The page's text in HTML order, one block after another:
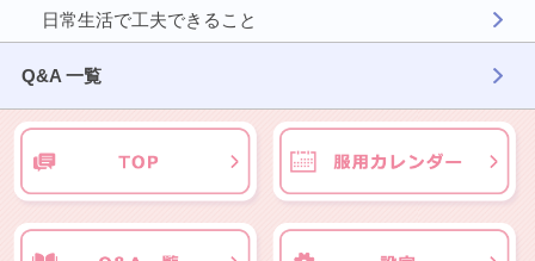
日常生活で工夫できること
Q&A 一覧